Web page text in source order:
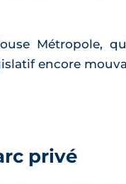
Métropole,
encore
privé